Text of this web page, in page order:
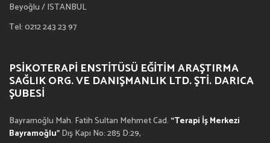
Beyoğlu / ISTANBUL
Tel: 0212 243 23 97
PSIKOTERAPI ENSTITÜSÜ EĞITIM ARAŞTIRMA
SAĞLIK ORG. VE DANIŞMANLIK LTD. ŞTI. DARICA
ŞUBESI
Bayramoğlu Mah. Fatih Sultan Mehmet Cad. “Terapi İş Merkezi
Bayramoğlu”Dış Kapı No: 285 D:29,